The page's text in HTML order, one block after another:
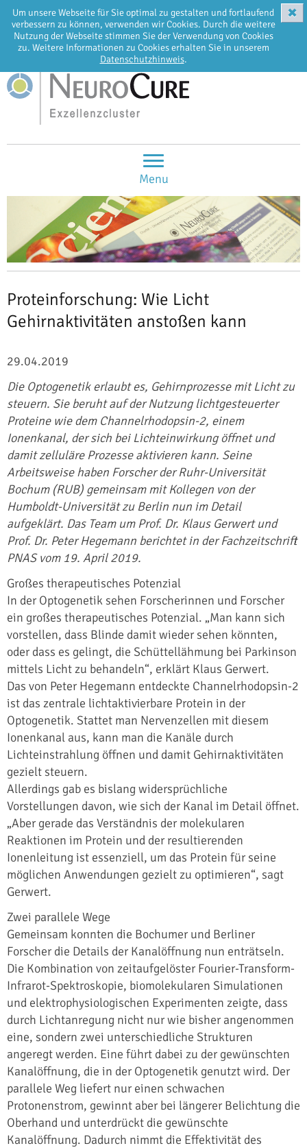
Um unsere Webseite für Sie optimal zu gestalten und fortlaufend
verbessern zu können, verwenden wir Cookies. Durch die weitere
Nutzung der Webseite stimmen Sie der Verwendung von Cookies
zu. Weitere Informationen zu Cookies erhalten Sie in unserem
Datenschutzhinweis.
✖
EN DE
Menu
Proteinforschung: Wie Licht
Gehirnaktivitäten anstoßen kann
29.04.2019
Die Optogenetik erlaubt es, Gehirnprozesse mit Licht zu
steuern. Sie beruht auf der Nutzung lichtgesteuerter
Proteine wie dem Channelrhodopsin-2, einem
Ionenkanal, der sich bei Lichteinwirkung öffnet und
damit zelluläre Prozesse aktivieren kann. Seine
Arbeitsweise haben Forscher der Ruhr-Universität
Bochum (RUB) gemeinsam mit Kollegen von der
Humboldt-Universität zu Berlin nun im Detail
aufgeklärt. Das Team um Prof. Dr. Klaus Gerwert und
Prof. Dr. Peter Hegemann berichtet in der Fachzeitschrift
PNAS vom 19. April 2019.
Großes therapeutisches Potenzial
In der Optogenetik sehen Forscherinnen und Forscher
ein großes therapeutisches Potenzial. „Man kann sich
vorstellen, dass Blinde damit wieder sehen könnten,
oder dass es gelingt, die Schüttellähmung bei Parkinson
mittels Licht zu behandeln“, erklärt Klaus Gerwert.
Das von Peter Hegemann entdeckte Channelrhodopsin-2
ist das zentrale lichtaktivierbare Protein in der
Optogenetik. Stattet man Nervenzellen mit diesem
Ionenkanal aus, kann man die Kanäle durch
Lichteinstrahlung öffnen und damit Gehirnaktivitäten
gezielt steuern.
Allerdings gab es bislang widersprüchliche
Vorstellungen davon, wie sich der Kanal im Detail öffnet.
„Aber gerade das Verständnis der molekularen
Reaktionen im Protein und der resultierenden
Ionenleitung ist essenziell, um das Protein für seine
möglichen Anwendungen gezielt zu optimieren“, sagt
Gerwert.
Zwei parallele Wege
Gemeinsam konnten die Bochumer und Berliner
Forscher die Details der Kanalöffnung nun enträtseln.
Die Kombination von zeitaufgelöster Fourier-Transform-
Infrarot-Spektroskopie, biomolekularen Simulationen
und elektrophysiologischen Experimenten zeigte, dass
durch Lichtanregung nicht nur wie bisher angenommen
eine, sondern zwei unterschiedliche Strukturen
angeregt werden. Eine führt dabei zu der gewünschten
Kanalöffnung, die in der Optogenetik genutzt wird. Der
parallele Weg liefert nur einen schwachen
Protonenstrom, gewinnt aber bei längerer Belichtung die
Oberhand und unterdrückt die gewünschte
Kanalöffnung. Dadurch nimmt die Effektivität des